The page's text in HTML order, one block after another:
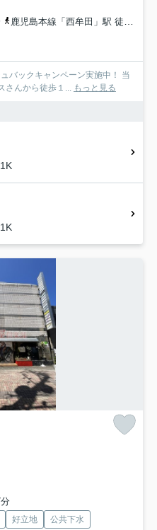
鹿児島本線「西牟田」駅 徒歩59分
バックキャンペーン実施中！ 当
さんから徒歩１... もっと見る
好立地 公共下水